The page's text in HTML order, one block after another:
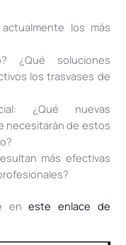
los más
¿Qué soluciones
los trasvases de
¿Qué nuevas
necesitarán de estos
más efectivas
eneste enlace de